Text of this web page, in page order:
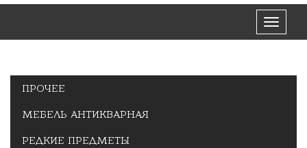
Меню
ПРОЧЕЕ
МЕБЕЛЬ АНТИКВАРНАЯ
РЕДКИЕ ПРЕДМЕТЫ